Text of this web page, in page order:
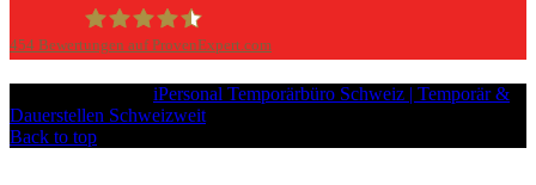
iPersonal
454 Bewertungen auf ProvenExpert.com
iPersonal Temporärbüro Schweiz | Temporär &
Dauerstellen Schweizweit
Back to top